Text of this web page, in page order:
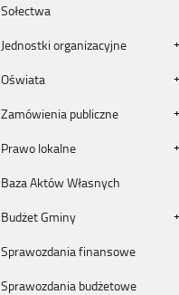
Sołectwa
Jednostki organizacyjne
Oświata
Zamówienia publiczne
Prawo lokalne
Baza Aktów Własnych
Budżet Gminy
Sprawozdania finansowe
Sprawozdania budżetowe